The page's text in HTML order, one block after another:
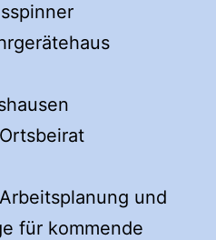
und
für kommende